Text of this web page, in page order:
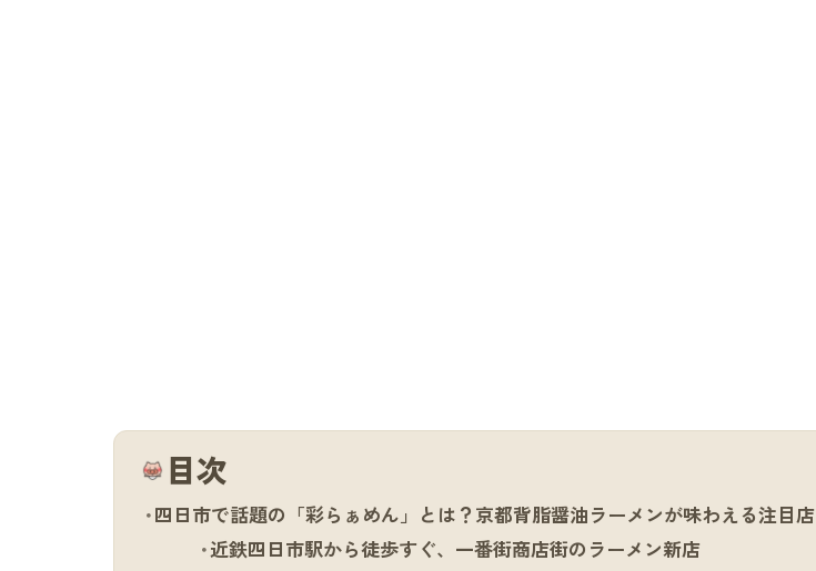
目次
四日市で話題の「彩らぁめん」とは？京都背脂醤油ラーメンが味わえる注目店
近鉄四日市駅から徒歩すぐ、一番街商店街のラーメン新店